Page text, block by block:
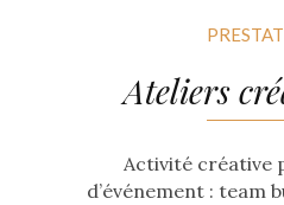
Ateliers
Activité créative
d’événement : team